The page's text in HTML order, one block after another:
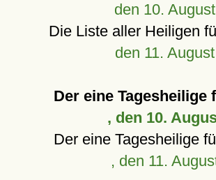
den 10. August
Die Liste aller Heiligen
den 11. August
Der eine Tagesheilige
, den 10.
Der eine Tagesheilige
, den 11.